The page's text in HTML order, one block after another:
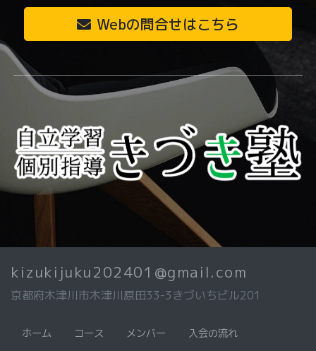
Webの問合せはこちら
kizukijuku202401@gmail.com
京都府木津川市木津川原田33-3きづいちビル201
ホーム コース メンバー 入会の流れ